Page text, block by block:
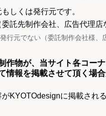
しくは発行元です。
託先制作会社、広告代理店
行元でない（委託制作会社様、
作物が、当サイト各コー
情報を掲載させて頂く場合
KYOTOdesignに掲載され